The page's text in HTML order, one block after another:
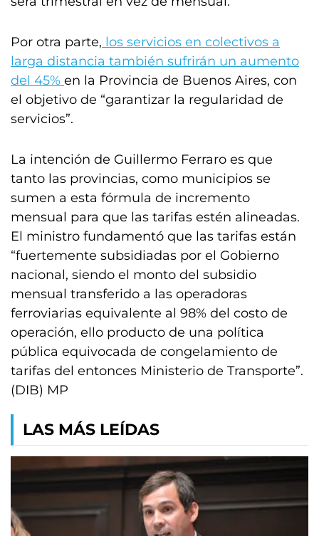
Por otra parte, los servicios en colectivos a
larga distancia también sufrirán un aumento
del 45% en la Provincia de Buenos Aires, con
el objetivo de “garantizar la regularidad de
servicios”.
La intención de Guillermo Ferraro es que
tanto las provincias, como municipios se
sumen a esta fórmula de incremento
mensual para que las tarifas estén alineadas.
El ministro fundamentó que las tarifas están
“fuertemente subsidiadas por el Gobierno
nacional, siendo el monto del subsidio
mensual transferido a las operadoras
ferroviarias equivalente al 98% del costo de
operación, ello producto de una política
pública equivocada de congelamiento de
tarifas del entonces Ministerio de Transporte”.
(DIB) MP
LAS MÁS LEÍDAS